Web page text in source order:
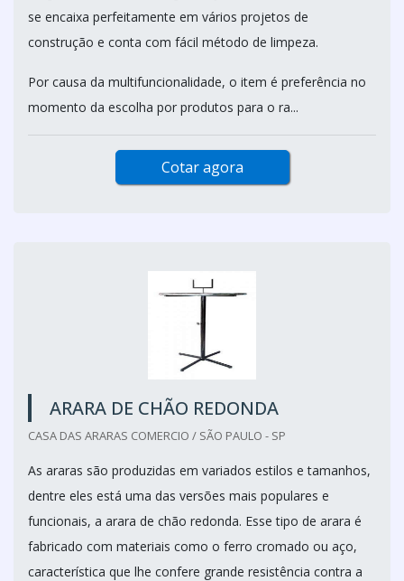
se encaixa perfeitamente em vários projetos de
construção e conta com fácil método de limpeza.
Por causa da multifuncionalidade, o item é preferência no
momento da escolha por produtos para o ra...
Cotar agora
ARARA DE CHÃO REDONDA
CASA DAS ARARAS COMERCIO / SÃO PAULO - SP
As araras são produzidas em variados estilos e tamanhos,
dentre eles está uma das versões mais populares e
funcionais, a arara de chão redonda. Esse tipo de arara é
fabricado com materiais como o ferro cromado ou aço,
característica que lhe confere grande resistência contra a